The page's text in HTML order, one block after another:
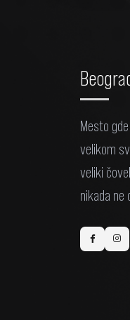
Mesto
velikom
veliki
nikada ne